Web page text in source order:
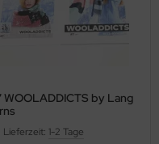
WOOLADDICTS by Lang
Lieferzeit: 1-2 Tage